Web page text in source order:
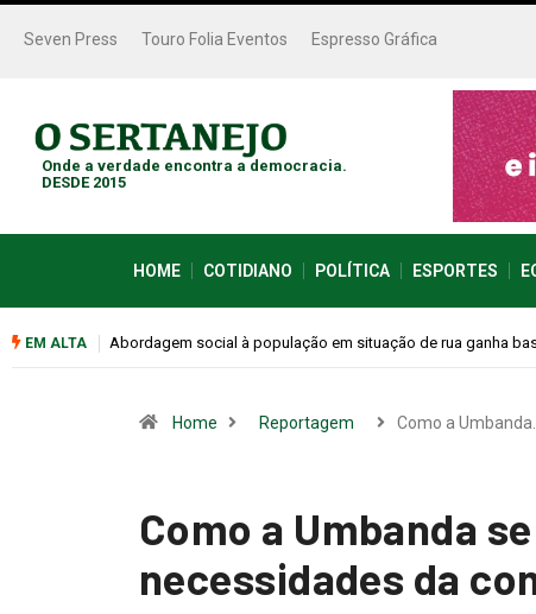
Seven Press Touro Folia Eventos Espresso Gráfica
Onde a verdade encontra a democracia.
DESDE 2015
HOME COTIDIANO POLÍTICA ESPORTES
EM ALTA Cemitérios terão horário especial e missas no Dia dos Pais
Home Reportagem Como a Umbanda…
Como a Umbanda
necessidades da